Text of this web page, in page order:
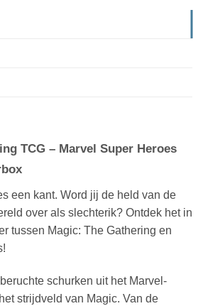
TCG – Marvel Super Heroes
een kant. Word jij de held van de
over als slechterik? Ontdek het in
tussen Magic: The Gathering en
schurken uit het Marvel-
strijdveld van Magic. Van de